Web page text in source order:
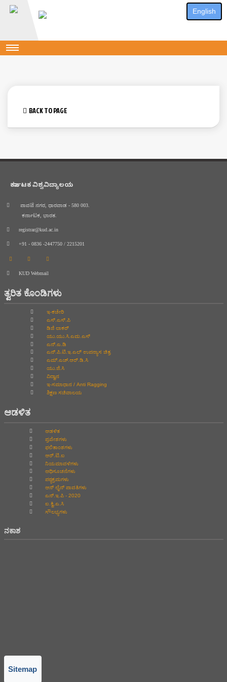
English
BACK TO PAGE
ಕರ್ನಾಟಕ ವಿಶ್ವವಿದ್ಯಾಲಯ
ಪಾವಟೆ ನಗರ, ಧಾರವಾಡ - 580 003.
ಕರ್ನಾಟಕ, ಭಾರತ.
registrar@kud.ac.in
+91 - 0836 -2447750 / 2215201
KUD Webmail
ತ್ವರಿತ ಕೊಂಡಿಗಳು
ಇ-ಕಚೇರಿ
ಎಸ್.ಎಸ್.ಪಿ
ಡಿಜಿ ಲಾಕರ್
ಯು.ಯು.ಸಿ.ಎಮ.ಎಸ್
ಎನ್.ಎ.ಡಿ
ಎನ್.ಪಿ.ಟಿ.ಇ.ಎಲ್‌ ಉಪನ್ಯಾಸ ಚಿತ್ರ
ಎಮ್.ಎಚ್.ಆರ್.ಡಿ.ಸಿ
ಯು.ಜಿ.ಸಿ
ವಿದ್ವಾನ
ಇ-ಸಮಾಧಾನ / Anti Ragging
ಶಿಕ್ಷಣ ಸಚಿವಾಲಯ
ಆಡಳಿತ
ಆಡಳಿತ
ಪ್ರವೇಶಗಳು
ಫಲಿತಾಂಶಗಳು
ಆರ್.ಟಿ.ಐ
ನಿಯಮಾವಳಿಗಳು
ಅಧಿಸೂಚನೆಗಳು
ಪಠ್ಯಕ್ರಮಗಳು
ಆನ್‌ ಲೈನ್‌ ಪಾವತಿಗಳು
ಎನ್.ಇ.ಪಿ - 2020
ಐ.ಕ್ವಿ.ಎ.ಸಿ
ಸೌಲಭ್ಯಗಳು
ನಕಾಶ
Sitemap